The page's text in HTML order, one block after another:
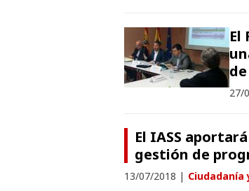
El
27/
El IASS
gestión de
13/07/2018 | Ciudadanía